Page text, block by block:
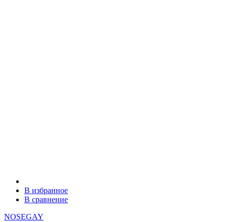
В избранное
В сравнение
NOSEGAY